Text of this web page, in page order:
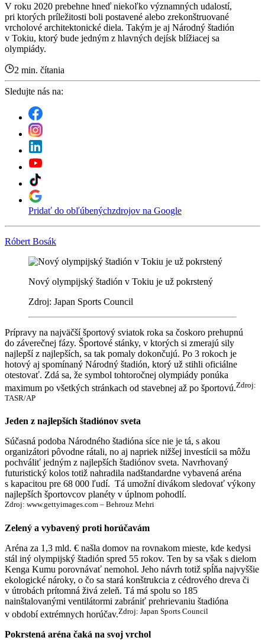
V roku 2020 prebehne hneď niekoľko významných udalostí,
pri ktorých príležitosti boli postavené alebo zrekonštruované
vrcholové architektonické diela. Takým je aj Národný štadión
v Tokiu, ktorý bude jedným z hlavných dejísk blížiacej sa
olympiády.
2 min. čítania
Sledujte nás na:
Pridať do obľúbenýchzdrojov na Google
Róbert Bosák
Nový olympijský štadión v Tokiu je už pokrstený
Zdroj: Japan Sports Council
Prípravy na najväčší športový sviatok roka sa čoskoro prehupnú
do záverečnej fázy. Športové stánky, v ktorých si zmerajú sily
najlepší z najlepších, sa tak pomaly dokončujú. Po 3 rokoch je
hotový aj spomínaný Národný štadión, ktorý už stihli oficiálne
otestovať. Zdá sa, že symbol tohtoročnej olympiády ponúka
maximum po všetkých stránkach od stavebnej až po športovú.Zdroj:
TASR/AP
Jeden z najlepších štadiónov sveta
Súčasná podoba Národného štadióna síce nie je tá, s akou
organizátori pôvodne rátali, no aj napriek nižšej investícii sa môžu
pochváliť jedným z najlepších štadiónov sveta. Navrhovaný
futuristický kolos totiž nahradila nadštandardne vybavená aréna
s kapacitou pre 68 000 ľudí. Tá umožní divákom sledovať výkony
najlepších športovcov planéty v úplnom pohodlí.
Zdroj: www.gettyimages.com – Behrouz Mehri
Zelený a vybavený proti horúčavám
Aréna za 1,3 mld. € našla domov na rovnakom mieste, kde kedysi
stál iný olympijský štadión spred 55 rokov. Ten by sa však s dielom
Kenga Kumu porovnávať nemohol. Jeho návrh totiž spĺňa najvyššie
ekologické nároky, o čo sa stará konštrukcia z cédrového dreva či
v útrobách prítomná živá zeleň. Tá má spolu so 185
nainštalovanými ventilátormi zabrániť prehrievaniu štadióna
v období extrémnych horúčav.Zdroj: Japan Sports Council
Pokrstená aréna čaká na svoj vrchol